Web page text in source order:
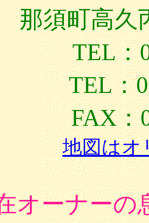
那須町高久
TEL：
：090-
FAX：
地図はオ
オーナーの